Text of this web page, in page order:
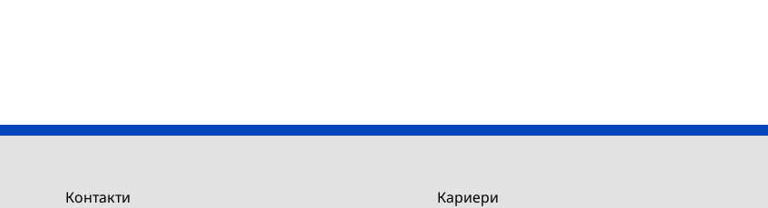
Контакти
Кариери